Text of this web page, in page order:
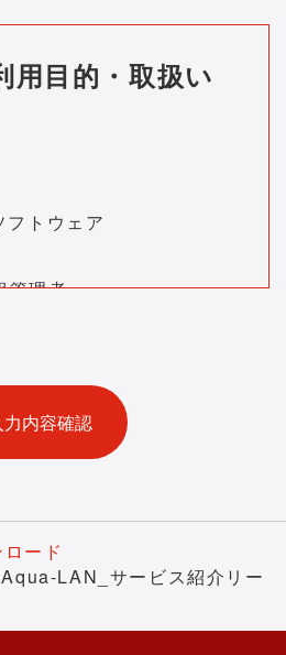
用目的・取扱い
トウェア
管理者
的
人情報は、お問い合わせ
め、もしくは依頼された
人情報の項目
下の項目をフォームに
ード
LAN_サービス紹介リー